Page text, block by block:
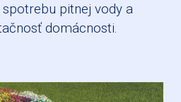
pitnej vody a
domácnosti.